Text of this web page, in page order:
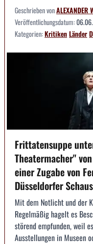
Geschrieben vonALEXANDER
Veröffentlichungsdatum:
Kategorien:KritikenLänder
Frittatensuppe
Theatermacher"
einer Zugabe von
Düsseldorfer
Mit dem Notlicht und der
Regelmäßig hagelt es
störend empfunden, weil
Ausstellungen in Museen